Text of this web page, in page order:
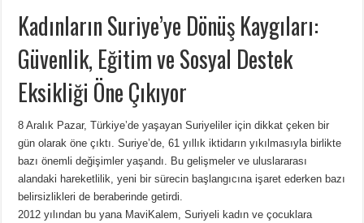
Kadınların Suriye’ye Dönüş Kaygıları:
Güvenlik, Eğitim ve Sosyal Destek
Eksikliği Öne Çıkıyor
8 Aralık Pazar, Türkiye’de yaşayan Suriyeliler için dikkat çeken bir
gün olarak öne çıktı. Suriye’de, 61 yıllık iktidarın yıkılmasıyla birlikte
bazı önemli değişimler yaşandı. Bu gelişmeler ve uluslararası
alandaki hareketlilik, yeni bir sürecin başlangıcına işaret ederken bazı
belirsizlikleri de beraberinde getirdi.
2012 yılından bu yana MaviKalem, Suriyeli kadın ve çocuklara